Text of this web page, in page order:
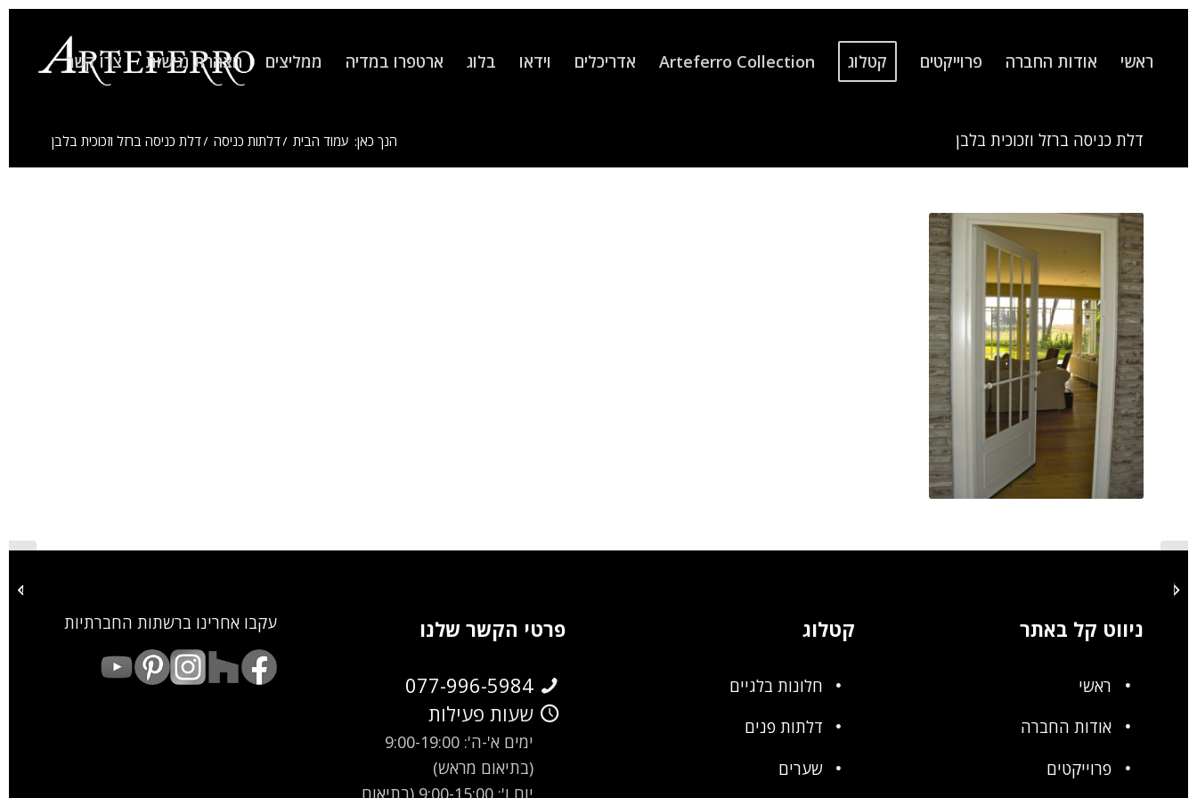
ראשי אודות החברה פרוייקטים קטלוג Arteferro Collection אדריכלים וידאו בלוג ארטפרו במדיה ממליצים הצהרת נגישות צרו קשר
דלת כניסה ברזל וזכוכית בלבן הנך כאן: עמוד הבית /דלתות כניסה /דלת כניסה ברזל וזכוכית בלבן
ניווט קל באתר
ראשי
אודות החברה
פרוייקטים
קטלוג
חלונות בלגיים
דלתות פנים
שערים
פרטי הקשר שלנו
077-996-5984
שעות פעילות
ימים א'-ה': 9:00-19:00
(בתיאום מראש)
יום ו': 9:00-15:00 (בתיאום
עקבו אחרינו ברשתות החברתיות
דלת